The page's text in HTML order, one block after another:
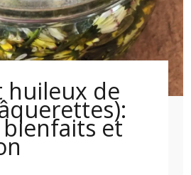
huileux de
et